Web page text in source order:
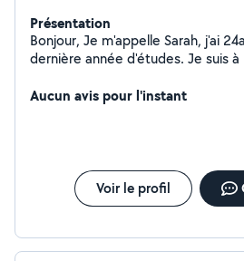
Présentation
Bonjour, Je m'appelle Sarah, j'ai 24ans et je suis en
dernière année d'études. Je suis
peux faire d'autres taches également! J'ai
Aucun avis pour l'instant
Voir le profil